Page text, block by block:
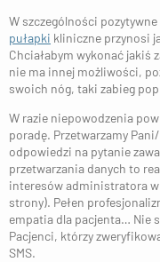
W szczególności pozytywne
pułapki kliniczne przynosi
Chciałabym wykonać jakiś
nie ma innej możliwości,
swoich nóg, taki zabieg
W razie niepowodzenia
poradę. Przetwarzamy
odpowiedzi na pytanie
przetwarzania danych to
interesów administratora
strony). Pełen
empatia dla pacjenta… Nie
Pacjenci, którzy
SMS.